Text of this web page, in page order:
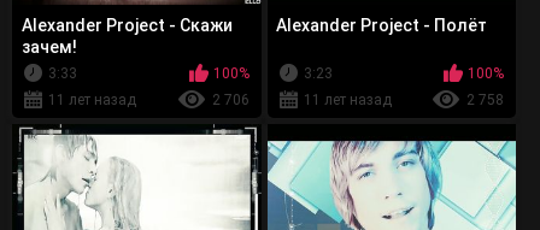
Alexander Project - Скажи
зачем!
3:33
100%
11 лет назад
2 706
Alexander Project - Полёт
3:23
100%
11 лет назад
2 758